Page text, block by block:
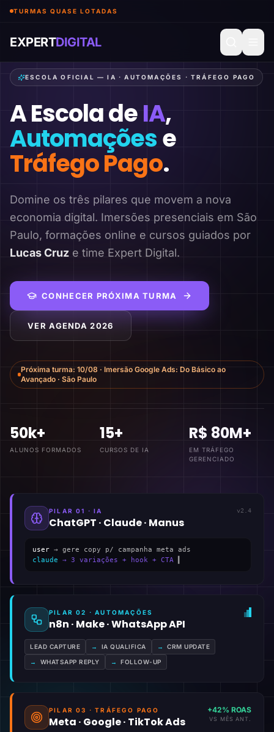
TURMAS QUASE LOTADAS
EXPERTDIGITAL
ESCOLA OFICIAL — IA · AUTOMAÇÕES · TRÁFEGO PAGO
A Escola deIA,
Automaçõese
Tráfego Pago.
Domine os três pilares que movem a nova
economia digital. Imersões presenciais em São
Paulo, formações online e cursos guiados por
Lucas Cruz e time Expert Digital.
CONHECER PRÓXIMA TURMA
VER AGENDA 2026
Próxima turma: 10/08 · Imersão Google Ads: Do Básico ao
Avançado · São Paulo
50k+
ALUNOS FORMADOS
15+
CURSOS DE IA
R$ 80M+
EM TRÁFEGO
GERENCIADO
PILAR 01 · IA
ChatGPT · Claude · Manus
v2.4
user → gere copy p/ campanha meta ads
claude → 3 variações + hook + CTA
PILAR 02 · AUTOMAÇÕES
n8n · Make · WhatsApp API
LEAD CAPTURE → IA QUALIFICA → CRM UPDATE
→ WHATSAPP REPLY → FOLLOW-UP
PILAR 03 · TRÁFEGO PAGO
Meta · Google · TikTok Ads
+42% ROAS
VS MÊS ANT.